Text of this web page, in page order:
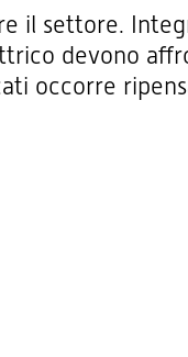
il settore.
devono
occorre